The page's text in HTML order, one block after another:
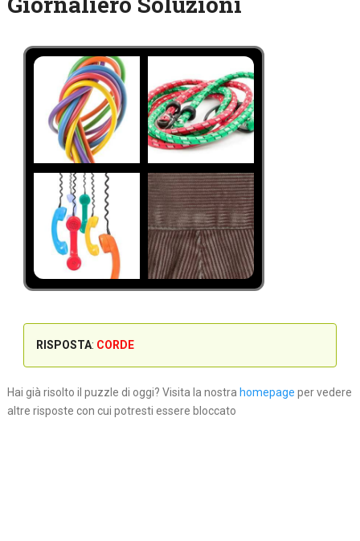
RISPOSTA: CORDE
Hai già risolto il puzzle di oggi? Visita la nostra homepage per vedere
altre risposte con cui potresti essere bloccato